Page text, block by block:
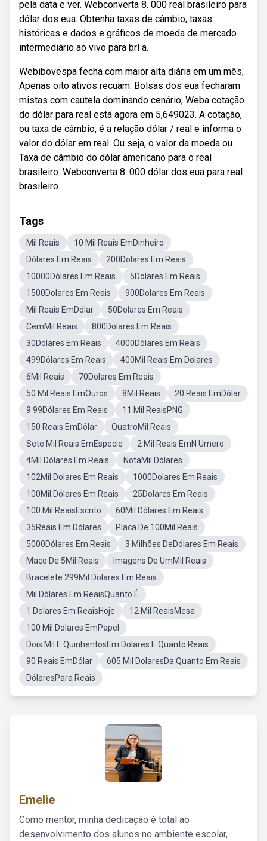
pela data e ver. Webconverta 8. 000 real brasileiro para
dólar dos eua. Obtenha taxas de câmbio, taxas
históricas e dados e gráficos de moeda de mercado
intermediário ao vivo para brl a.
Webibovespa fecha com maior alta diária em um mês;
Apenas oito ativos recuam. Bolsas dos eua fecharam
mistas com cautela dominando cenário; Weba cotação
do dólar para real está agora em 5,649023. A cotação,
ou taxa de câmbio, é a relação dólar / real e informa o
valor do dólar em real. Ou seja, o valor da moeda ou.
Taxa de câmbio do dólar americano para o real
brasileiro. Webconverta 8. 000 dólar dos eua para real
brasileiro.
Tags
Mil Reais
10 Mil Reais EmDinheiro
Dólares Em Reais
200Dolares Em Reais
10000Dólares Em Reais
5Dolares Em Reais
1500Dolares Em Reais
900Dolares Em Reais
Mil Reais EmDólar
50Dolares Em Reais
CemMil Reais
800Dolares Em Reais
30Dolares Em Reais
4000Dólares Em Reais
499Dólares Em Reais
400Mil Reais Em Dolares
6Mil Reais
70Dolares Em Reais
50 Mil Reais EmOuros
8Mil Reais
20 Reais EmDólar
9 99Dólares Em Reais
11 Mil ReaisPNG
150 Reais EmDólar
QuatroMil Reais
Sete Mil Reais EmEspecie
2 Mil Reais EmN Umero
4Mil Dólares Em Reais
NotaMil Dólares
102Mil Dolares Em Reais
1000Dolares Em Reais
100Mil Dólares Em Reais
25Dolares Em Reais
100 Mil ReaisEscrito
60Mil Dólares Em Reais
35Reais Em Dólares
Placa De 100Mil Reais
5000Dólares Em Reais
3 Milhões DeDólares Em Reais
Maço De 5Mil Reais
Imagens De UmMil Reais
Bracelete 299Mil Dolares Em Reais
Mil Dólares Em ReaisQuanto É
1 Dolares Em ReaisHoje
12 Mil ReaisMesa
100 Mil Dolares EmPapel
Dois Mil E QuinhentosEm Dolares E Quanto Reais
90 Reais EmDólar
605 Mil DolaresDa Quanto Em Reais
DólaresPara Reais
Emelie
Como mentor, minha dedicação é total ao
desenvolvimento dos alunos no ambiente escolar,